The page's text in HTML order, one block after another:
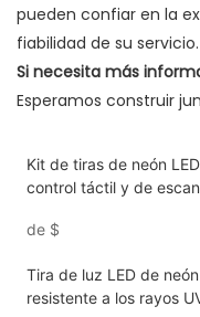
pueden confiar en la
fiabilidad de su servicio.
Si necesita más
Esperamos construir
Kit de tiras de neón
control táctil y de
de $
Tira de luz LED de
resistente a los rayos